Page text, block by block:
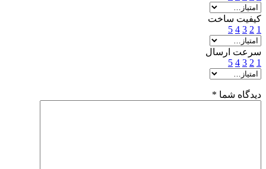
کیفیت ساخت
1
2
3
4
5
سرعت ارسال
1
2
3
4
5
دیدگاه شما *